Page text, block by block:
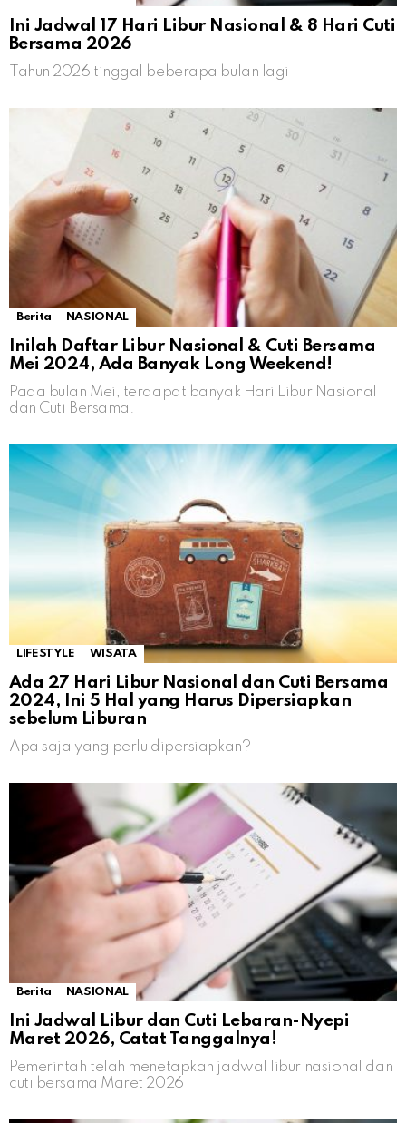
Ini Jadwal 17 Hari Libur Nasional & 8 Hari Cuti
Bersama 2026
Tahun 2026 tinggal beberapa bulan lagi
Berita NASIONAL
Inilah Daftar Libur Nasional & Cuti Bersama
Mei 2024, Ada Banyak Long Weekend!
Pada bulan Mei, terdapat banyak Hari Libur Nasional
dan Cuti Bersama.
LIFESTYLE WISATA
Ada 27 Hari Libur Nasional dan Cuti Bersama
2024, Ini 5 Hal yang Harus Dipersiapkan
sebelum Liburan
Apa saja yang perlu dipersiapkan?
Berita NASIONAL
Ini Jadwal Libur dan Cuti Lebaran-Nyepi
Maret 2026, Catat Tanggalnya!
Pemerintah telah menetapkan jadwal libur nasional dan
cuti bersama Maret 2026